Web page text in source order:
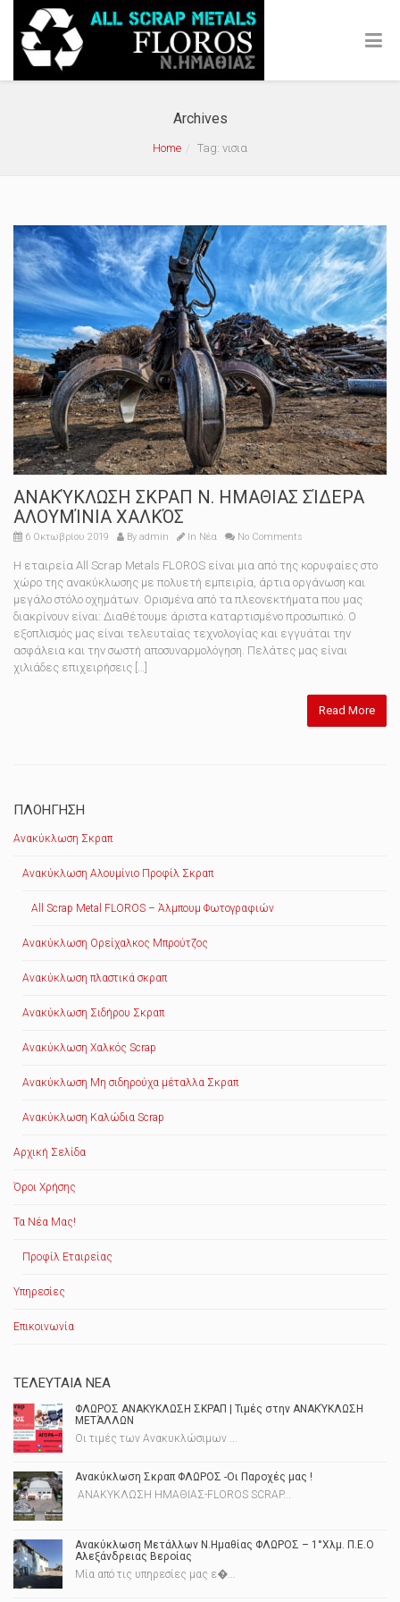
Archives
Home Tag: νισια
ΑΝΑΚΎΚΛΩΣΗ ΣΚΡΑΠ N. ΗΜΑΘΙΑΣ ΣΊΔΕΡΑ
ΑΛΟΥΜΊΝΙΑ ΧΑΛΚΌΣ
6 Οκτωβρίου 2019 By admin In Νέα No Comments
Η εταιρεία All Scrap Metals FLOROS είναι μια από της κορυφαίες στο
χώρο της ανακύκλωσης με πολυετή εμπειρία, άρτια οργάνωση και
μεγάλο στόλο οχημάτων. Ορισμένα από τα πλεονεκτήματα που μας
διακρίνουν είναι: Διαθέτουμε άριστα καταρτισμένο προσωπικό. Ο
εξοπλισμός μας είναι τελευταίας τεχνολογίας και εγγυάται την
ασφάλεια και την σωστή αποσυναρμολόγηση. Πελάτες μας είναι
χιλιάδες επιχειρήσεις […]
Read More
ΠΛΟΉΓΗΣΗ
Ανακύκλωση Σκραπ
Ανακύκλωση Αλουμίνιο Προφίλ Σκραπ
All Scrap Metal FLOROS – Άλμπουμ Φωτογραφιών
Ανακύκλωση Ορείχαλκος Μπρούτζος
Ανακύκλωση πλαστικά σκραπ
Ανακύκλωση Σιδήρου Σκραπ
Ανακύκλωση Χαλκός Scrap
Ανακύκλωση Μη σιδηρούχα μέταλλα Σκραπ
Ανακύκλωση Καλώδια Scrap
Αρχική Σελίδα
Όροι Χρήσης
Τα Νέα Μας!
Προφίλ Εταιρείας
Υπηρεσίες
Επικοινωνία
ΤΕΛΕΥΤΑΊΑ ΝΈΑ
ΦΛΩΡΟΣ ΑΝΑΚΥΚΛΩΣΗ ΣΚΡΑΠ | Τιμές στην ΑΝΑΚΎΚΛΩΣΗ
ΜΕΤΆΛΛΩΝ
Οι τιμές των Ανακυκλώσιμων ...
Ανακύκλωση Σκραπ ΦΛΩΡΟΣ -Οι Παροχές μας !
ΑΝΑΚΥΚΛΩΣΗ ΗΜΑΘΙΑΣ-FLOROS SCRAP...
Ανακύκλωση Μετάλλων Ν.Ημαθίας ΦΛΩΡΟΣ – 1°Χλμ. Π.Ε.Ο
Αλεξάνδρειας Βεροίας
Μία από τις υπηρεσίες μας ε�...